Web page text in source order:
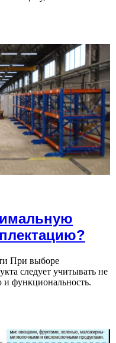
При выборе
следует учитывать не
и функциональность.